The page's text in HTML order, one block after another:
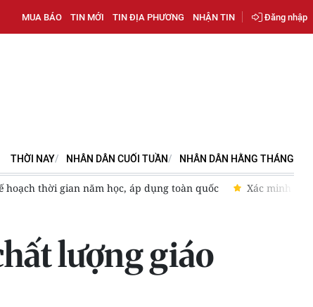
MUA BÁO TIN MỚI TIN ĐỊA PHƯƠNG NHẬN TIN Đăng nhập
THỜI NAY NHÂN DÂN CUỐI TUẦN NHÂN DÂN HẰNG THÁNG
toàn quốc Xác minh vụ bảo mẫu có dấu hiệu bạo hành trẻ
lượng giáo